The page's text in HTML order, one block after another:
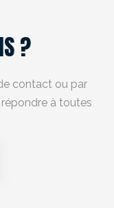
?
contact ou par
à toutes